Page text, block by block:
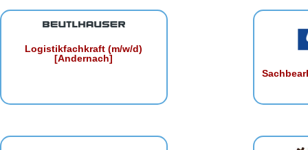
Logistikfachkraft (m/w/d)
[Andernach]